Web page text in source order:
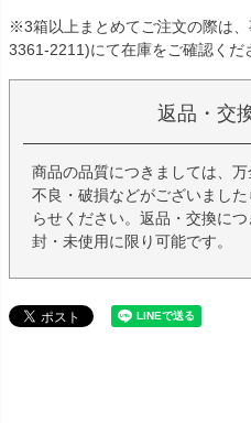
※3箱以上まとめてご注文の際は
3361-2211)にて在庫をご確認くだ
返品・交
商品の品質につきましては、
不良・破損などがございまし
らせください。返品・交換に
封・未使用に限り可能です。